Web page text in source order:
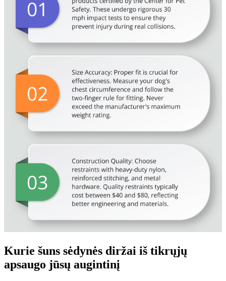
Kurie šuns sėdynės diržai iš tikrųjų
apsaugo jūsų augintinį